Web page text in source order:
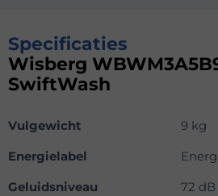
Specificaties
Wisberg
SwiftWash
Vulgewicht
9 kg
Energielabel
Geluidsniveau
72 dB